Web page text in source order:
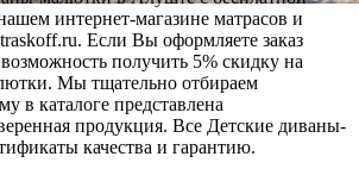
интернет-магазине матрасов и
Если Вы оформляете заказ
получить 5% скидку на
. Мы тщательно отбираем
в каталоге представлена
продукция. Все Детские диваны-
качества и гарантию.